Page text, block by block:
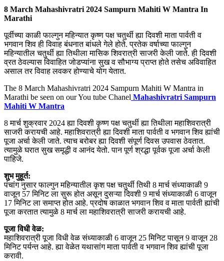
8 March Mahashivratri 2024 Sampurn Mahiti W Mantra In
Marathi
पूर्वीच्या काळी फाल्गुन महिन्यात कृष्ण पक्ष चतुर्थी ह्या दिवशी माता पार्वती व
भगवान शिव ही विवाह बंधनात बांधले गेले होते. प्रतेक वर्षाच्या फाल्गुन
महिन्यातील चतुर्थी ह्या तिथीला मासिक शिवरात्री साजरी केली जाते. ही दिवशी
व्रत ठेवल्यास विवाहित जोडप्यांना सुख व सौभाग्य प्राप्त होते तसेच अविवाहित
असाल तर विवाह लवकर होण्याचे योग येतात.
The 8 March Mahashivratri 2024 Sampurn Mahiti W Mantra in
Marathi be seen on our You tube Chanel Mahashivratri Sampurn
Mahiti W Mantra
8 मार्च शुक्रवार 2024 ह्या दिवशी कृष्ण पक्ष चतुर्थी ह्या तिथीला महाशिवरात्री
साजरी करायची आहे. महाशिवरात्री ह्या दिवशी माता पार्वती व भगवान शिव ह्यांची
पूजा अर्चा केली जाते. त्याच बरोबर ह्या दिवशी संपूर्ण दिवस उपवास ठेवतात.
त्यामुळे घरात सुख समृद्धी व आनंद येतो. पान पूर्ण श्रद्धा पूर्वक पूजा अर्चा केली
पाहिजे.
शुभ मुहूर्त:
पंचांग नुसार फाल्गुन महिन्यातील कृश पक्ष चतुर्थी तिथी 8 मार्च संध्याकाळी 9
वाजून 57 मिनिट ला सुरू होत असून दुसऱ्या दिवशी 9 मार्च संध्याकाळी 6 वाजून
17 मिनिट ला समाप्त होत आहे. प्रदोष काळात भगवान शिव व माता पार्वती ह्यांची
पूजा करतात त्यामुळे 8 मार्च ला महाशिवरात्री साजरी करायची आहे.
पूजा विधी वेळ:
महाशिवरात्री पूजा विधी वेळ संध्याकाळी 6 वाजून 25 मिनिट पासून 9 वाजून 28
मिनिट पर्यन्त आहे. ह्या वेळेत यथासांग माता पार्वती व भगवान शिव ह्यांची पूजा
करावी.